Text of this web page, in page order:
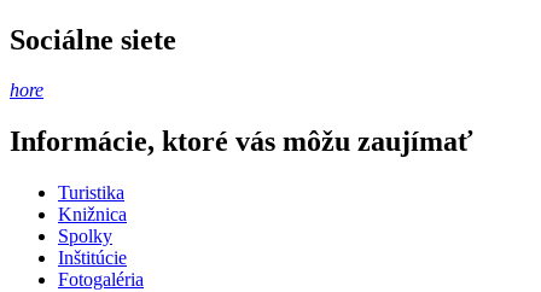
Sociálne siete
hore
Informácie, ktoré vás môžu zaujímať
Turistika
Knižnica
Spolky
Inštitúcie
Fotogaléria